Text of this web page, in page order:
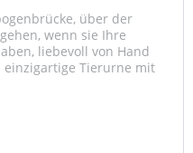
über der
wenn sie Ihre
liebevoll von Hand
einzigartige Tierurne mit